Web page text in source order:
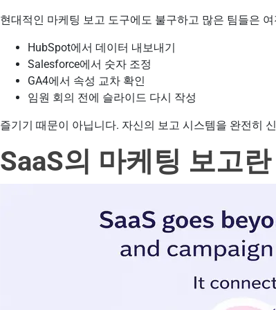
현대적인 마케팅 보고 도구에도 불구하고 많은 팀들은
HubSpot에서 데이터 내보내기
Salesforce에서 숫자 조정
GA4에서 속성 교차 확인
임원 회의 전에 슬라이드 다시 작성
즐기기 때문이 아닙니다. 자신의 보고 시스템을 완전히
SaaS의 마케팅 보고